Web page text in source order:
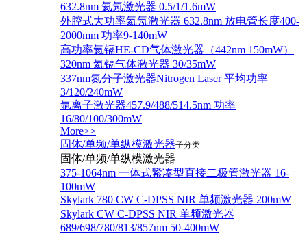
632.8nm 氦氖激光器 0.5/1/1.6mW
外腔式大功率氦氖激光器 632.8nm 放电管长度400-
2000mm 功率9-140mW
高功率氦镉HE-CD气体激光器（442nm 150mW）
320nm 氦镉气体激光器 30/35mW
337nm氮分子激光器Nitrogen Laser 平均功率
3/120/240mW
氩离子激光器457.9/488/514.5nm 功率
16/80/100/300mW
More>>
固体/单频/单纵模激光器子分类
固体/单频/单纵模激光器
375-1064nm 一体式紧凑型直接二极管激光器 16-
100mW
Skylark 780 CW C-DPSS NIR 单频激光器 200mW
Skylark CW C-DPSS NIR 单频激光器
689/698/780/813/857nm 50-400mW